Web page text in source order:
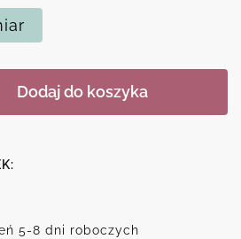
Dodaj do koszyka
5-8 dni roboczych